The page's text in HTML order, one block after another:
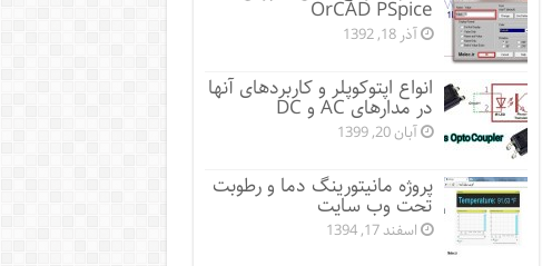
OrCAD PSpice
آذر 18, 1392
انواع اپتوکوپلر و کاربردهای آنها
در مدارهای AC و DC
آبان 20, 1399
پروژه مانيتورينگ دما و رطوبت
تحت وب سایت
اسفند 17, 1394